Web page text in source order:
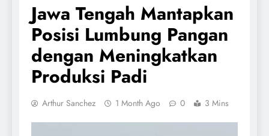
Jawa Tengah Mantapkan
Posisi Lumbung Pangan
dengan Meningkatkan
Produksi Padi
Arthur Sanchez 1 Month Ago 0 3 Mins